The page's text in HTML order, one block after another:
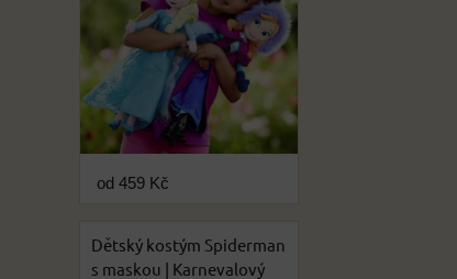
od 459 Kč
Dětský kostým Spiderman
s maskou | Karnevalový